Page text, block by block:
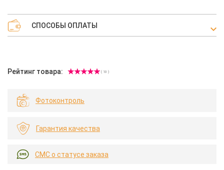
СПОСОБЫ ОПЛАТЫ
Рейтинг товара: ( 10 )
Фотоконтроль
Гарантия качества
СМС о статусе заказа